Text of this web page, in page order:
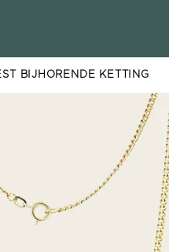
BIJHORENDE KETTING